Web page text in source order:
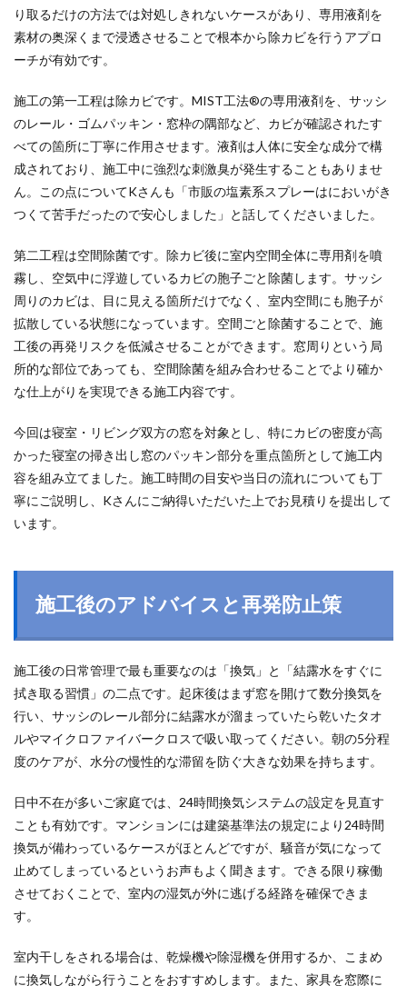
り取るだけの方法では対処しきれないケースがあり、専用液剤を
素材の奥深くまで浸透させることで根本から除カビを行うアプロ
ーチが有効です。
施工の第一工程は除カビです。MIST工法®の専用液剤を、サッシ
のレール・ゴムパッキン・窓枠の隅部など、カビが確認されたす
べての箇所に丁寧に作用させます。液剤は人体に安全な成分で構
成されており、施工中に強烈な刺激臭が発生することもありませ
ん。この点についてKさんも「市販の塩素系スプレーはにおいがき
つくて苦手だったので安心しました」と話してくださいました。
第二工程は空間除菌です。除カビ後に室内空間全体に専用剤を噴
霧し、空気中に浮遊しているカビの胞子ごと除菌します。サッシ
周りのカビは、目に見える箇所だけでなく、室内空間にも胞子が
拡散している状態になっています。空間ごと除菌することで、施
工後の再発リスクを低減させることができます。窓周りという局
所的な部位であっても、空間除菌を組み合わせることでより確か
な仕上がりを実現できる施工内容です。
今回は寝室・リビング双方の窓を対象とし、特にカビの密度が高
かった寝室の掃き出し窓のパッキン部分を重点箇所として施工内
容を組み立てました。施工時間の目安や当日の流れについても丁
寧にご説明し、Kさんにご納得いただいた上でお見積りを提出して
います。
施工後のアドバイスと再発防止策
施工後の日常管理で最も重要なのは「換気」と「結露水をすぐに
拭き取る習慣」の二点です。起床後はまず窓を開けて数分換気を
行い、サッシのレール部分に結露水が溜まっていたら乾いたタオ
ルやマイクロファイバークロスで吸い取ってください。朝の5分程
度のケアが、水分の慢性的な滞留を防ぐ大きな効果を持ちます。
日中不在が多いご家庭では、24時間換気システムの設定を見直す
ことも有効です。マンションには建築基準法の規定により24時間
換気が備わっているケースがほとんどですが、騒音が気になって
止めてしまっているというお声もよく聞きます。できる限り稼働
させておくことで、室内の湿気が外に逃げる経路を確保できま
す。
室内干しをされる場合は、乾燥機や除湿機を併用するか、こまめ
に換気しながら行うことをおすすめします。また、家具を窓際に